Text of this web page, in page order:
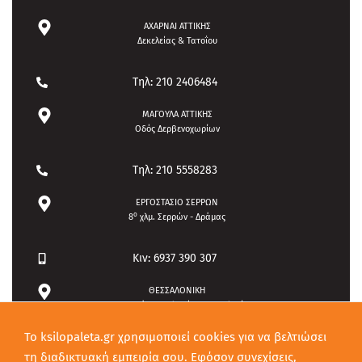
ΑΧΑΡΝΑΙ ΑΤΤΙΚΗΣ
Δεκελείας & Τατοΐου
Τηλ: 210 2406484
ΜΑΓΟΥΛΑ ΑΤΤΙΚΗΣ
Οδός Δερβενοχωρίων
Τηλ: 210 5558283
ΕΡΓΟΣΤΑΣΙΟ ΣΕΡΡΩΝ
8ο χλμ. Σερρών - Δράμας
Κιν: 6937 390 307
ΘΕΣΣΑΛΟΝΙΚΗ
Πρωτομαγιάς 3, Καλοχώρι Θεσσαλονίκης
Τηλ: 2310 789708
To ksilopaleta.gr χρησιμοποιεί cookies για να βελτιώσει
τη διαδικτυακή εμπειρία σου. Εφόσον συνεχίσεις,